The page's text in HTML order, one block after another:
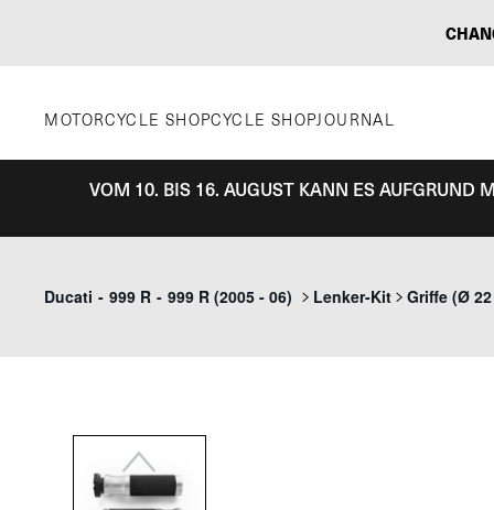
MOTORCYCLE SHOPCYCLE SHOPJOURNAL
VOM 10. BIS 16. AUGUST KANN ES AUFGRUND
Ducati - 999 R - 999 R (2005 - 06) Lenker-Kit Griffe (Ø
Previous